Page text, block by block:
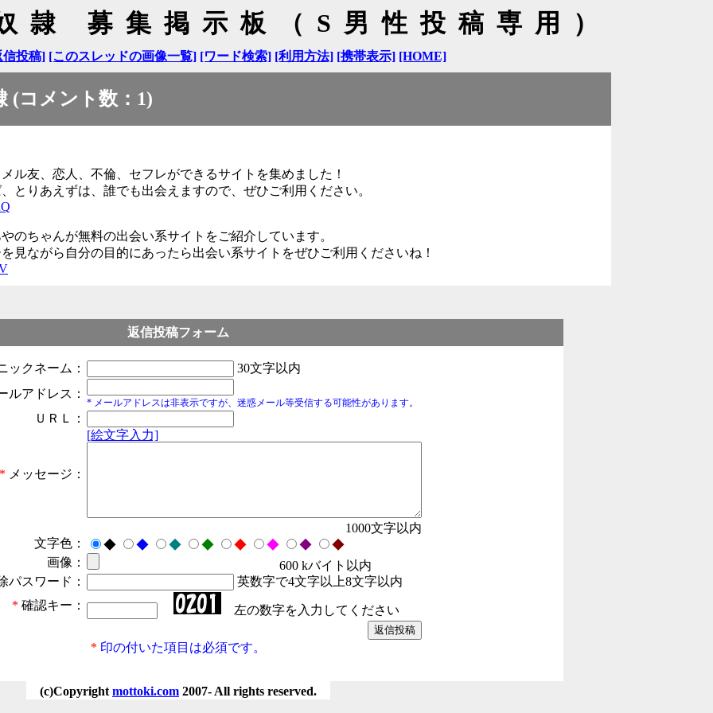
隷 募集掲示板（S男性投稿専用）
信投稿] [このスレッドの画像一覧] [ワード検索] [利用方法] [携帯表示] [HOME]
(コメント数：1)
ル友、恋人、不倫、セフレができるサイトを集めました！
とりあえずは、誰でも出会えますので、ぜひご利用ください。
のちゃんが無料の出会い系サイトをご紹介しています。
見ながら自分の目的にあったら出会い系サイトをぜひご利用くださいね！
返信投稿フォーム
ックネーム：
30文字以内
ルアドレス：
* メールアドレスは非表示ですが、迷惑メール等受信する可能性があります。
ＵＲＬ：
* メッセージ：
[絵文字入力]
1000文字以内
文字色：
◆ ◆ ◆ ◆ ◆ ◆ ◆
◆
画像：
600 kバイト以内
パスワード：
英数字で4文字以上8文字以内
* 確認キー： 左の数字を入力してください
* 印の付いた項目は必須です。
(c)Copyright mottoki.com 2007- All rights reserved.